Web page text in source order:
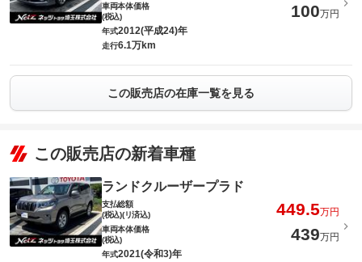
車両本体価格
(税込)
100万円
年式2012(平成24)年
走行6.1万km
この販売店の在庫一覧を見る
この販売店の新着車種
ランドクルーザープラド
支払総額
(税込)(リ済込)
449.5万円
車両本体価格
(税込)
439万円
年式2021(令和3)年